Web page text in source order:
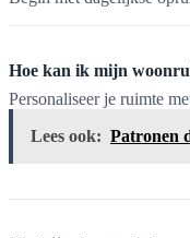
Hoe kan ik mijn
Personaliseer je ruimte
Lees ook: Patronen